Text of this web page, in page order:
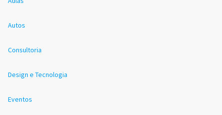
Autos
Consultoria
Design e Tecnologia
Eventos